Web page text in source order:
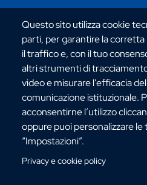
Questo sito utilizza cookie
parti, per garantire la corretta
il traffico e, con il tuo
altri strumenti di
video e misurare l'efficacia
comunicazione istituzionale.
acconsentirne l’utilizzo
oppure puoi personalizzare
“Impostazioni”.
Privacy e cookie policy
Via dell'Università, 25 - 89124
C.F. 80006510806
URP:urp@unirc.it
PEC: